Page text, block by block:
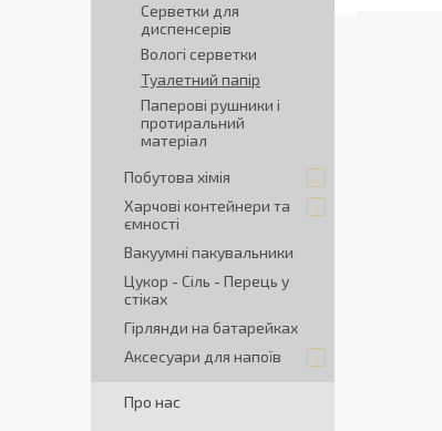
Серветки для
диспенсерів
Вологі серветки
Туалетний папір
Паперові рушники і
протиральний
матеріал
Побутова хімія
Харчові контейнери та
ємності
Вакуумні пакувальники
Цукор - Сіль - Перець у
стiках
Гірлянди на батарейках
Аксесуари для напоїв
Про нас